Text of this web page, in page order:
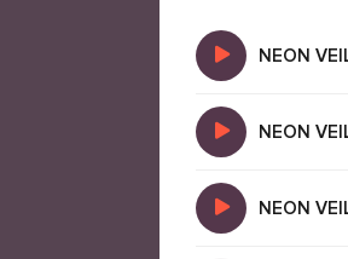
NEON
NEON
NEON